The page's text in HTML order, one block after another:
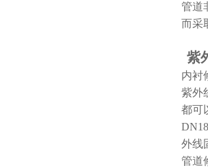
管道
而采
紫
内衬
紫外
都可
外线
管道